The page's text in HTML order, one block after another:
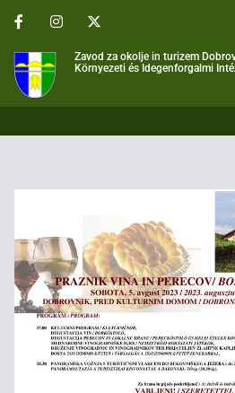
Zavod za okolje in turizem
Környezeti és Idegenforgalmi